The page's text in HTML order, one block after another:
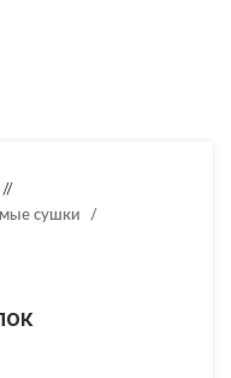
/
сушки